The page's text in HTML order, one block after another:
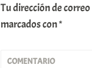
Tu dirección de
marcados con*
COMENTARIO